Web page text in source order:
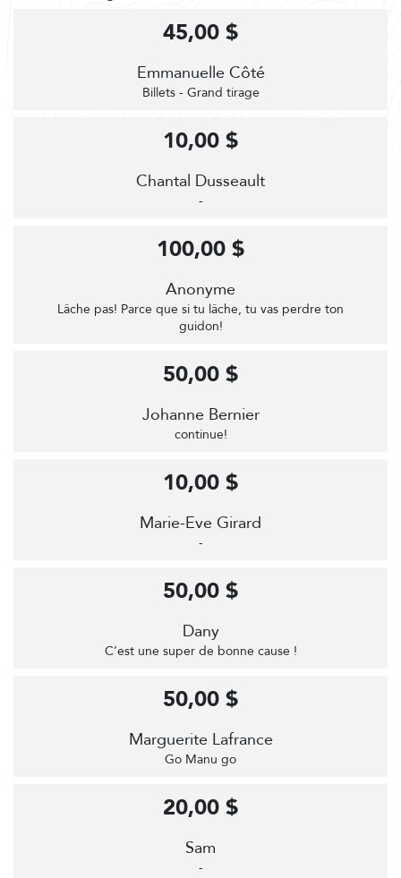
Emmanuelle Côté
Billets - Grand tirage
45,00 $
Chantal Dusseault
-
10,00 $
Anonyme
Lâche pas! Parce que si tu lâche, tu vas perdre ton
guidon!
100,00 $
Johanne Bernier
continue!
50,00 $
Marie-Eve Girard
-
10,00 $
Dany
C’est une super de bonne cause !
50,00 $
Marguerite Lafrance
Go Manu go
50,00 $
Sam
-
20,00 $